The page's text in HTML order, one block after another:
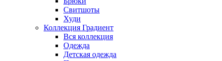
Свитшоты
Худи
Коллекция Градиент
Вся коллекция
Одежда
Детская одежда